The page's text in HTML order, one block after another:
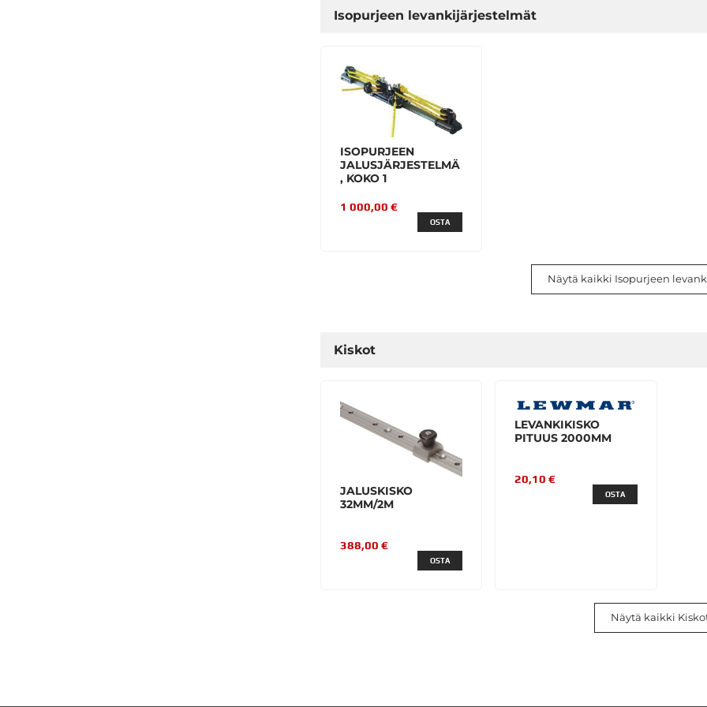
Isopurjeen levankijärjestelmät
ISOPURJEEN
JALUSJÄRJESTELMÄ
, KOKO 1
1 000,00 €
OSTA
Näytä kaikki Isopurjeen
Kiskot
JALUSKISKO
32MM/2M
388,00 €
OSTA
LEVANKIKISKO
PITUUS 2000MM
20,10 €
OSTA
Näytä kaikki